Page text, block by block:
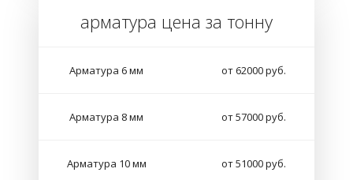
арматура цена за тонну
Арматура 6 мм от 62000 руб.
Арматура 8 мм от 57000 руб.
Арматура 10 мм от 51000 руб.